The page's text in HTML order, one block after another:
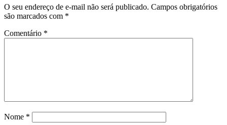
O seu endereço de e-mail não será publicado. Campos obrigatórios
são marcados com *
Comentário *
Nome *